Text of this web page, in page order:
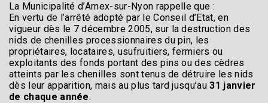
La Municipalité d’Arnex-sur-Nyon rappelle que :
En vertu de l’arrêté adopté par le Conseil d’Etat, en
vigueur dès le 7 décembre 2005, sur la destruction des
nids de chenilles processionnaires du pin, les
propriétaires, locataires, usufruitiers, fermiers ou
exploitants des fonds portant des pins ou des cèdres
atteints par les chenilles sont tenus de détruire les nids
dès leur apparition, mais au plus tard jusqu’au31 janvier
de chaque année.